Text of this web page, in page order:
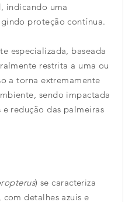
indicando uma
proteção contínua.
especializada, baseada
restrita a uma ou
a torna extremamente
sendo impactada
redução das palmeiras
) se caracteriza
detalhes azuis e